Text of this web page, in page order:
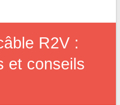
R2V :
et conseils